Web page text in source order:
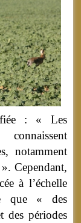
: « Les
notamment
Cependant,
à l’échelle
que « des
des périodes